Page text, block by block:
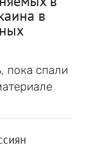
в
пока спали